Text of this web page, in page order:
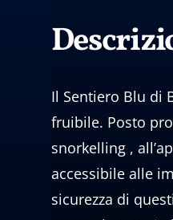
Il Sentiero Blu di
fruibile. Posto
snorkelling ,
accessibile alle
sicurezza di